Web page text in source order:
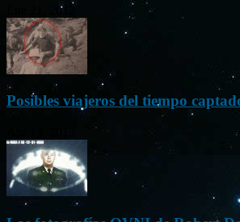
Ene 21, 2012
Posibles viajeros del tiempo